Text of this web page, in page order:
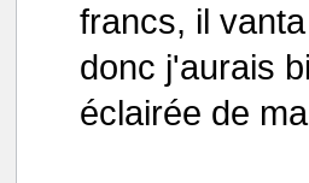
francs, il
donc j'aurais
éclairée de